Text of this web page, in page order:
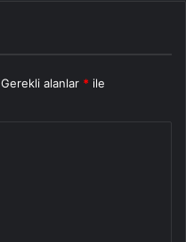
Gerekli alanlar * ile